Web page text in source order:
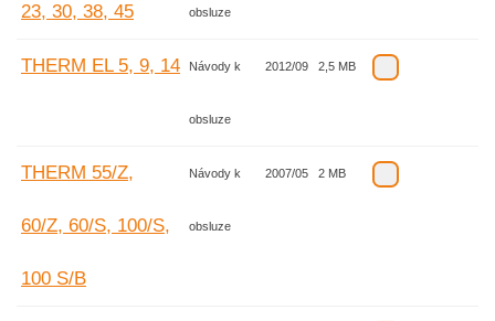
23, 30, 38, 45 obsluze
THERM EL 5, 9, 14 Návody k
obsluze
2012/09 2,5 MB
THERM 55/Z,
60/Z, 60/S, 100/S,
100 S/B
Návody k
obsluze
2007/05 2 MB